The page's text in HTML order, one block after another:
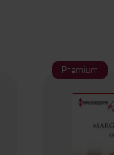
Premium